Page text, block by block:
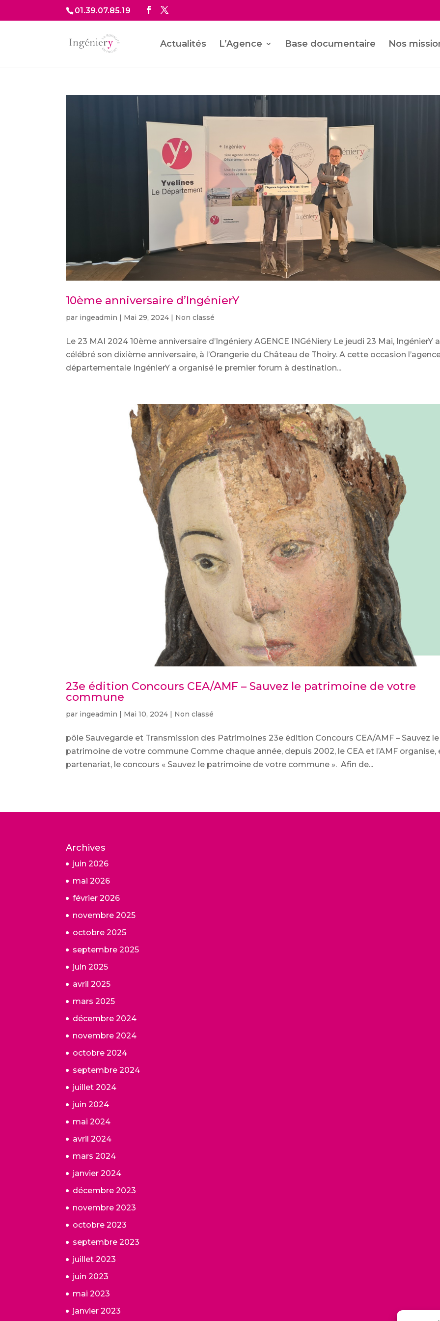
01.39.07.85.19
Actualités L’Agence Base documentaire Nos
10ème anniversaire d’IngénierY
par ingeadmin | Mai 29, 2024 | Non classé
Le 23 MAI 2024 10ème anniversaire d’Ingéniery AGENCE INGéNiery Le jeudi 23 Mai, IngénierY a
célébré son dixième anniversaire, à l’Orangerie du Château de Thoiry. A cette occasion
départementale IngénierY a organisé le premier forum à destination...
23e édition Concours CEA/AMF – Sauvez le patrimoine de votre
commune
par ingeadmin | Mai 10, 2024 | Non classé
pôle Sauvegarde et Transmission des Patrimoines 23e édition Concours CEA/AMF – Sauvez le
patrimoine de votre commune Comme chaque année, depuis 2002, le CEA et l’AMF organise,
partenariat, le concours « Sauvez le patrimoine de votre commune ». Afin de...
Archives
juin 2026
mai 2026
février 2026
novembre 2025
octobre 2025
septembre 2025
juin 2025
avril 2025
mars 2025
décembre 2024
novembre 2024
octobre 2024
septembre 2024
juillet 2024
juin 2024
mai 2024
avril 2024
mars 2024
janvier 2024
décembre 2023
novembre 2023
octobre 2023
septembre 2023
juillet 2023
juin 2023
mai 2023
janvier 2023